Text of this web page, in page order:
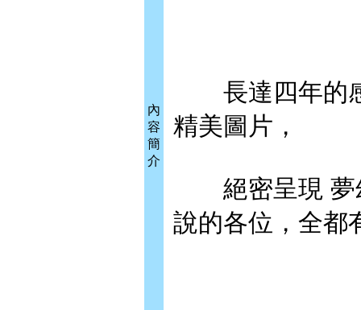
內
容
簡
介
長達四年的感
精美圖片，
絕密呈現 夢
說的各位，全都